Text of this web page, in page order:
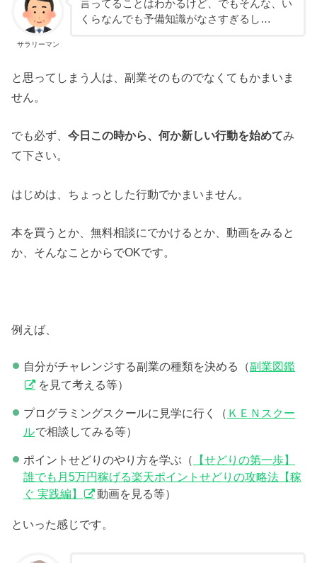
サラリーマン
言ってることはわかるけど、でもそんな、い
くらなんでも予備知識がなさすぎるし…
と思ってしまう人は、副業そのものでなくてもかまいま
せん。
でも必ず、今日この時から、何か新しい行動を始めてみ
て下さい。
はじめは、ちょっとした行動でかまいません。
本を買うとか、無料相談にでかけるとか、動画をみると
か、そんなことからでOKです。
例えば、
自分がチャレンジする副業の種類を決める（副業図鑑
を見て考える等）
プログラミングスクールに見学に行く（ ＫＥＮスクー
ルで相談してみる等）
ポイントせどりのやり方を学ぶ（
【せどりの第一歩】
誰でも月5万円稼げる楽天ポイントせどりの攻略法【稼
ぐ 実践編】
動画を見る等）
といった感じです。